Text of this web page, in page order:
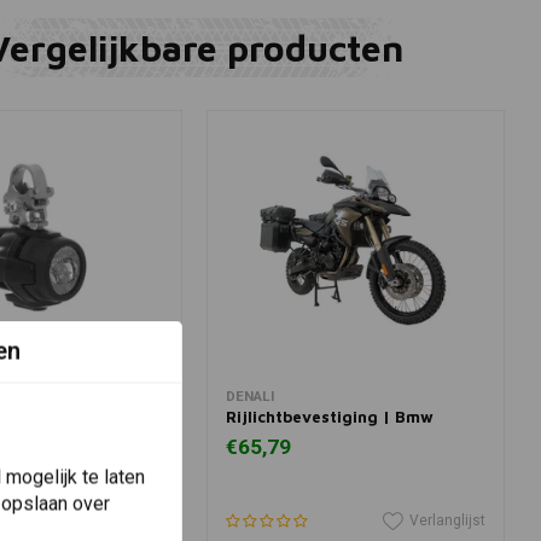
producten
DENALI
Rijlichtbevestiging | Bmw
€65,79
Verlanglijst
mogelijk te laten
over